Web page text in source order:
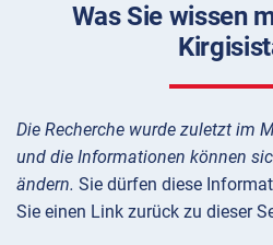
Was Sie wissen
Die Recherche wurde zuletzt im
und die Informationen können
ändern. Sie dürfen diese
Sie einen Link zurück zu dieser